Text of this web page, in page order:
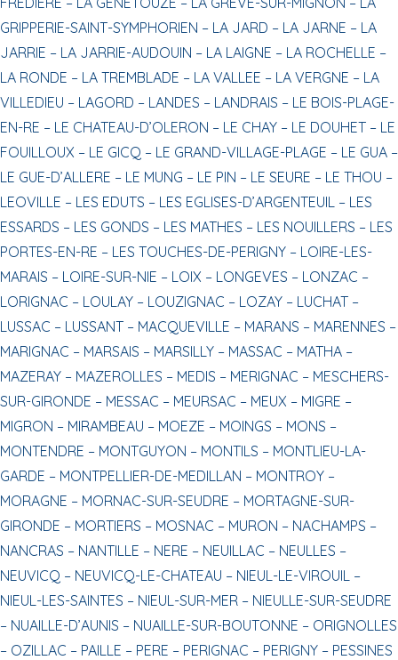
GRIPPERIE-SAINT-SYMPHORIEN – LA JARD – LA JARNE – LA
JARRIE – LA JARRIE-AUDOUIN – LA LAIGNE – LA ROCHELLE –
LA RONDE – LA TREMBLADE – LA VALLEE – LA VERGNE – LA
VILLEDIEU – LAGORD – LANDES – LANDRAIS – LE BOIS-PLAGE-
EN-RE – LE CHATEAU-D’OLERON – LE CHAY – LE DOUHET – LE
FOUILLOUX – LE GICQ – LE GRAND-VILLAGE-PLAGE – LE GUA –
LE GUE-D’ALLERE – LE MUNG – LE PIN – LE SEURE – LE THOU –
LEOVILLE – LES EDUTS – LES EGLISES-D’ARGENTEUIL – LES
ESSARDS – LES GONDS – LES MATHES – LES NOUILLERS – LES
PORTES-EN-RE – LES TOUCHES-DE-PERIGNY – LOIRE-LES-
MARAIS – LOIRE-SUR-NIE – LOIX – LONGEVES – LONZAC –
LORIGNAC – LOULAY – LOUZIGNAC – LOZAY – LUCHAT –
LUSSAC – LUSSANT – MACQUEVILLE – MARANS – MARENNES –
MARIGNAC – MARSAIS – MARSILLY – MASSAC – MATHA –
MAZERAY – MAZEROLLES – MEDIS – MERIGNAC – MESCHERS-
SUR-GIRONDE – MESSAC – MEURSAC – MEUX – MIGRE –
MIGRON – MIRAMBEAU – MOEZE – MOINGS – MONS –
MONTENDRE – MONTGUYON – MONTILS – MONTLIEU-LA-
GARDE – MONTPELLIER-DE-MEDILLAN – MONTROY –
MORAGNE – MORNAC-SUR-SEUDRE – MORTAGNE-SUR-
GIRONDE – MORTIERS – MOSNAC – MURON – NACHAMPS –
NANCRAS – NANTILLE – NERE – NEUILLAC – NEULLES –
NEUVICQ – NEUVICQ-LE-CHATEAU – NIEUL-LE-VIROUIL –
NIEUL-LES-SAINTES – NIEUL-SUR-MER – NIEULLE-SUR-SEUDRE
– NUAILLE-D’AUNIS – NUAILLE-SUR-BOUTONNE – ORIGNOLLES
– OZILLAC – PAILLE – PERE – PERIGNAC – PERIGNY – PESSINES